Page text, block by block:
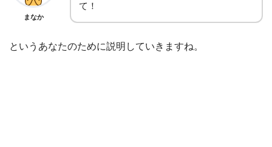
まなか
て！
というあなたのために説明していきますね。